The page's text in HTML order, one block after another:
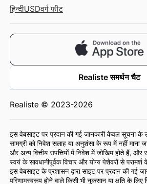
हिन्दीUSDवर्ग फीट
Realiste समर्थन चैट
Realiste © 2023-2026
इस वेबसाइट पर प्रदान की गई जानकारी केवल सूचना के
सामग्री को निवेश सलाह या अनुशंसा के रूप में नहीं माना
और अन्य वित्तीय संपत्तियों में निवेश में जोखिम होते हैं, और
स्वयं के सावधानीपूर्वक विचार और योग्य पेशेवरों से परामर्श
इस वेबसाइट के प्रशासन द्वारा साइट पर प्रदान की गई
परिणामस्वरूप होने वाले किसी भी नुकसान या क्षति के